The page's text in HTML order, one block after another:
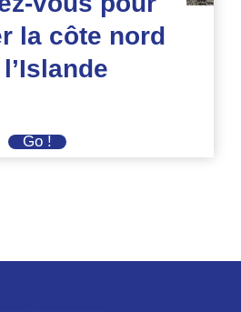
la côte nord
Go !Engagez-
vous
pour
protéger
la